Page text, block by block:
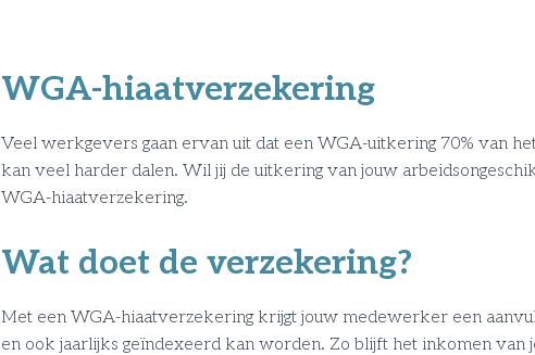
WGA-hiaatverzekering
Veel werkgevers gaan ervan uit dat een WGA-uitkering 70% van
kan veel harder dalen. Wil jij de uitkering van jouw
WGA-hiaatverzekering.
Wat doet de verzekering?
Met een WGA-hiaatverzekering krijgt jouw medewerker een
en ook jaarlijks geïndexeerd kan worden. Zo blijft het inkomen